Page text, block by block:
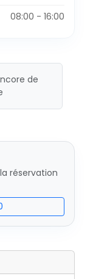
08:00 - 16:00
de
réservation